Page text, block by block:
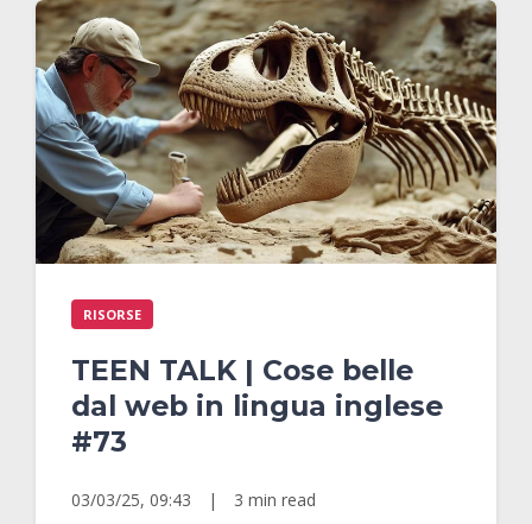
RISORSE
TEEN TALK | Cose belle
dal web in lingua inglese
#73
03/03/25, 09:43 | 3 min read